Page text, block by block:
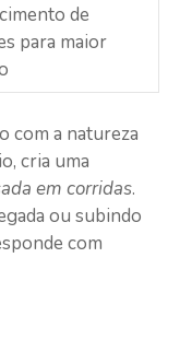
de
para maior
com a natureza
cria uma
em corridas.
ou subindo
com